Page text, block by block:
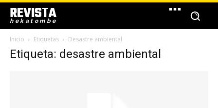
REVISTA
hekatombe
Inicio Etiquetas Desastre ambiental
Etiqueta: desastre ambiental